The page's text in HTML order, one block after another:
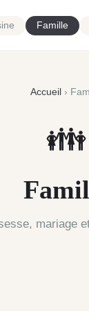
Famille
Accueil ›
👪
mariage